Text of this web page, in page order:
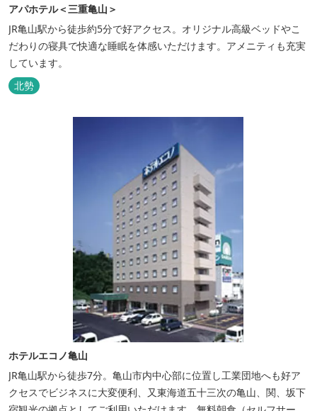
アパホテル＜三重亀山＞
JR亀山駅から徒歩約5分で好アクセス。オリジナル高級ベッドやこ
だわりの寝具で快適な睡眠を体感いただけます。アメニティも充実
しています。
北勢
ホテルエコノ亀山
JR亀山駅から徒歩7分。亀山市内中心部に位置し工業団地へも好ア
クセスでビジネスに大変便利、又東海道五十三次の亀山、関、坂下